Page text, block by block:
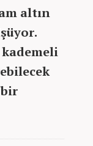
altın